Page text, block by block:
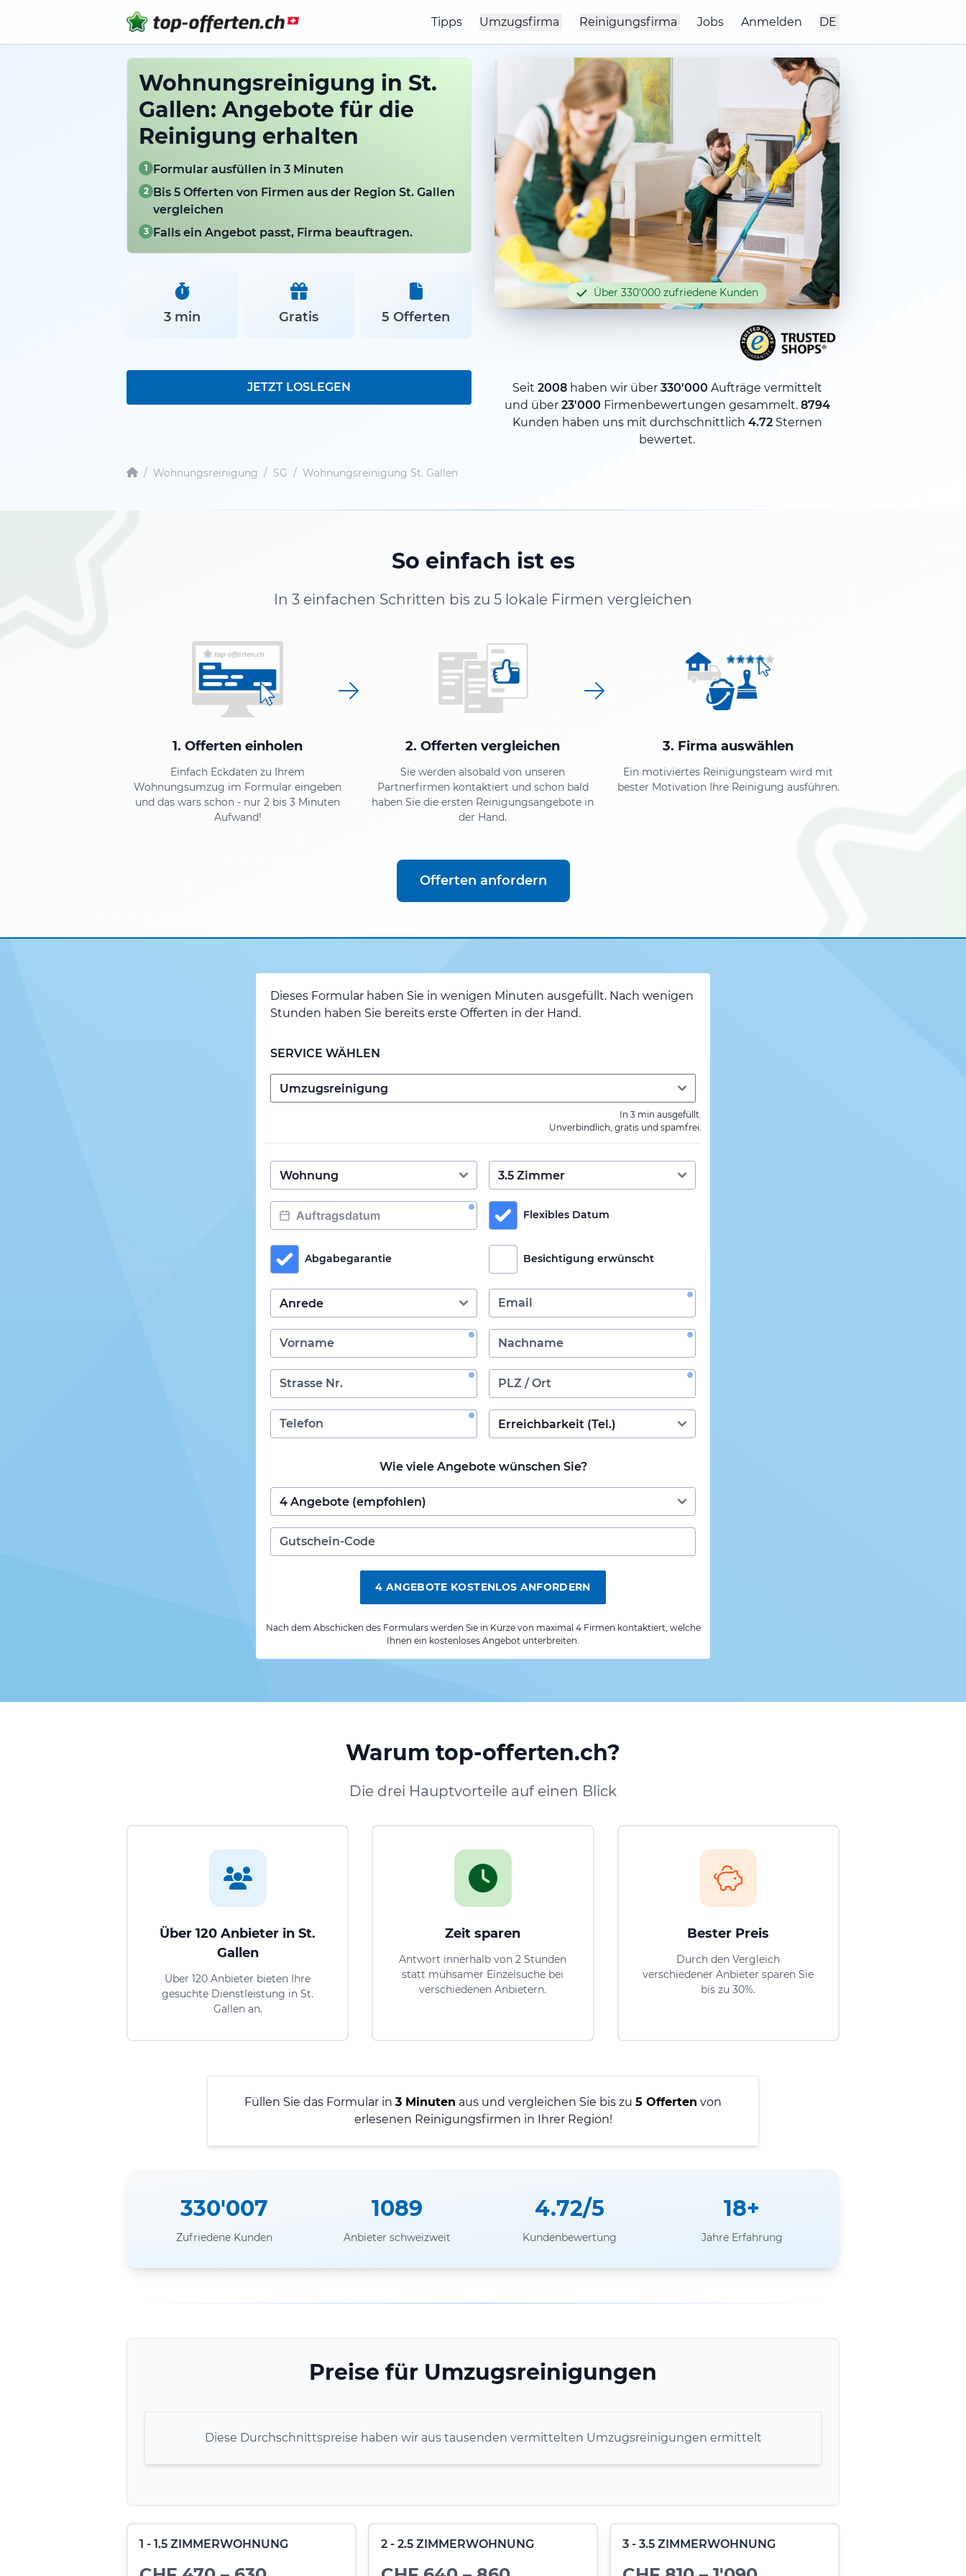
Tipps Umzugsfirma Reinigungsfirma Jobs Anmelden DE
Wohnungsreinigung in St.
Gallen: Angebote für die
Reinigung erhalten
1 Formular ausfüllen in 3 Minuten
2 Bis 5 Offerten von Firmen aus der Region St. Gallen
vergleichen
3 Falls ein Angebot passt, Firma beauftragen.
3 min Gratis 5 Offerten
JETZT LOSLEGEN
Über 330'000 zufriedene Kunden
Seit 2008haben wir über 330'000 Aufträge vermittelt
und über 23'000 Firmenbewertungen gesammelt. 8794
Kunden haben uns mit durchschnittlich 4.72Sternen
bewertet.
/ Wohnungsreinigung / SG / Wohnungsreinigung St. Gallen
So einfach ist es
In 3 einfachen Schritten bis zu 5 lokale Firmen vergleichen
1. Offerten einholen
Einfach Eckdaten zu Ihrem
Wohnungsumzug im Formular eingeben
und das wars schon - nur 2 bis 3 Minuten
Aufwand!
2. Offerten vergleichen
Sie werden alsobald von unseren
Partnerfirmen kontaktiert und schon bald
haben Sie die ersten Reinigungsangebote in
der Hand.
3. Firma auswählen
Ein motiviertes Reinigungsteam wird mit
bester Motivation Ihre Reinigung ausführen.
Offerten anfordern
Dieses Formular haben Sie in wenigen Minuten ausgefüllt. Nach wenigen
Stunden haben Sie bereits erste Offerten in der Hand.
SERVICE WÄHLEN
In 3 min ausgefüllt.
Unverbindlich, gratis und spamfrei.
Flexibles Datum
Abgabegarantie Besichtigung erwünscht
Wie viele Angebote wünschen Sie?
4 ANGEBOTE KOSTENLOS ANFORDERN
Nach dem Abschicken des Formulars werden Sie in Kürze von maximal 4 Firmen kontaktiert, welche
Ihnen ein kostenloses Angebot unterbreiten.
Warum top-offerten.ch?
Die drei Hauptvorteile auf einen Blick
Über 120 Anbieter in St.
Gallen
Über 120 Anbieter bieten Ihre
gesuchte Dienstleistung in St.
Gallen an.
Zeit sparen
Antwort innerhalb von 2 Stunden
statt mühsamer Einzelsuche bei
verschiedenen Anbietern.
Bester Preis
Durch den Vergleich
verschiedener Anbieter sparen Sie
bis zu 30%.
Füllen Sie das Formular in 3 Minuten aus und vergleichen Sie bis zu 5 Offerten von
erlesenen Reinigungsfirmen in Ihrer Region!
330'007
Zufriedene Kunden
1089
Anbieter schweizweit
4.72/5
Kundenbewertung
18+
Jahre Erfahrung
Preise für Umzugsreinigungen
Diese Durchschnittspreise haben wir aus tausenden vermittelten Umzugsreinigungen ermittelt
1 - 1.5 ZIMMERWOHNUNG 2 - 2.5 ZIMMERWOHNUNG 3 - 3.5 ZIMMERWOHNUNG